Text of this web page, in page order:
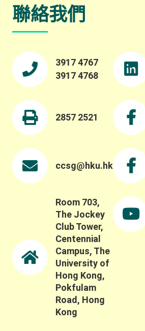
聯絡我們
3917 4767
3917 4768
2857 2521
ccsg@hku.hk
Room 703,
The Jockey
Club Tower,
Centennial
Campus, The
University of
Hong Kong,
Pokfulam
Road, Hong
Kong